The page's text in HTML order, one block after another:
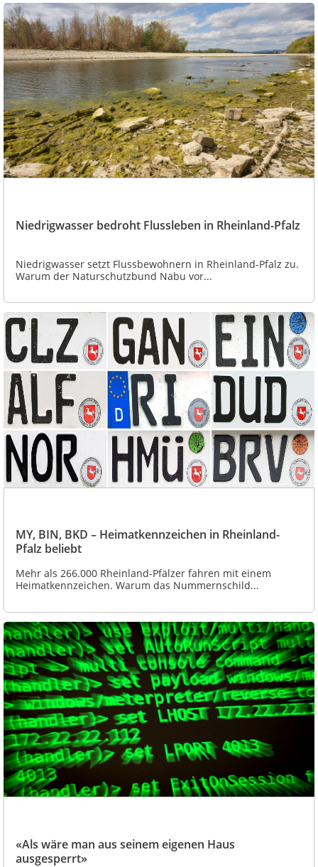
Niedrigwasser bedroht Flussleben in Rheinland-Pfalz
Niedrigwasser setzt Flussbewohnern in Rheinland-Pfalz zu.
Warum der Naturschutzbund Nabu vor...
MY, BIN, BKD – Heimatkennzeichen in Rheinland-
Pfalz beliebt
Mehr als 266.000 Rheinland-Pfälzer fahren mit einem
Heimatkennzeichen. Warum das Nummernschild...
«Als wäre man aus seinem eigenen Haus
ausgesperrt»